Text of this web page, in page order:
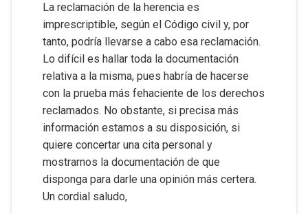
La reclamación de la herencia es
imprescriptible, según el Código civil y, por
tanto, podría llevarse a cabo esa reclamación.
Lo difícil es hallar toda la documentación
relativa a la misma, pues habría de hacerse
con la prueba más fehaciente de los derechos
reclamados. No obstante, si precisa más
información estamos a su disposición, si
quiere concertar una cita personal y
mostrarnos la documentación de que
disponga para darle una opinión más certera.
Un cordial saludo,